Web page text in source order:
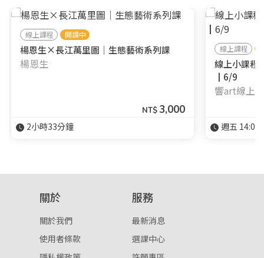
線上課程 開課中
楊恩生×長江萬里圖｜生態藝術系列課
楊恩生
NT$3,000
2小時33分鐘
線上課程
線上小課程
┃6/9
響art線上
週五
關於
關於我們
使用者條款
服務
最新消息
選課中心